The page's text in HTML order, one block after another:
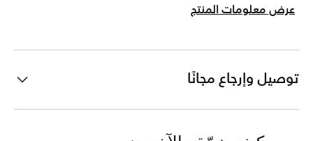
عرض معلومات المنتج
توصيل وإرجاع مجانًا